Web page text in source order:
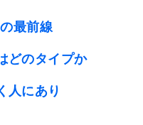
最前線
どのタイプか
人にあり